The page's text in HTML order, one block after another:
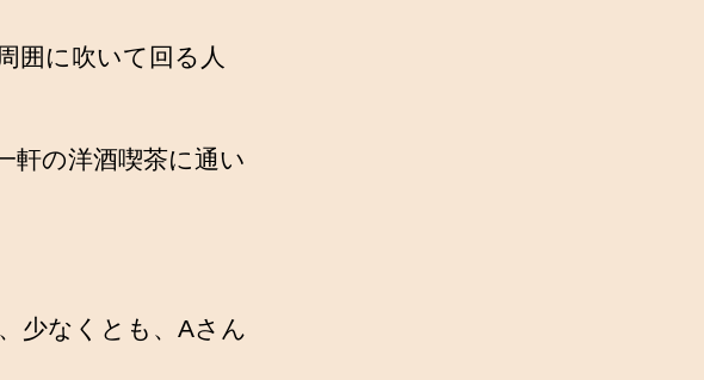
囲に吹いて回る人
軒の洋酒喫茶に通い
少なくとも、Aさん